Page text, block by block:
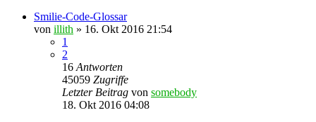
Smilie-Code-Glossar
von illith » 16. Okt 2016 21:54
1
2
16 Antworten
45059 Zugriffe
Letzter Beitrag von somebody
18. Okt 2016 04:08